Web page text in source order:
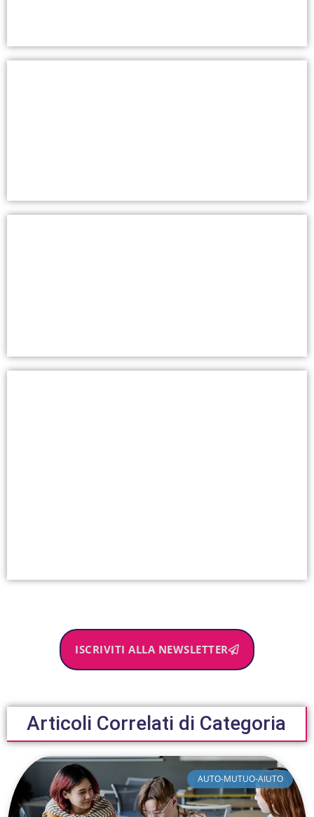
ISCRIVITI ALLA NEWSLETTER
Articoli Correlati di Categoria
AUTO-MUTUO-AIUTO